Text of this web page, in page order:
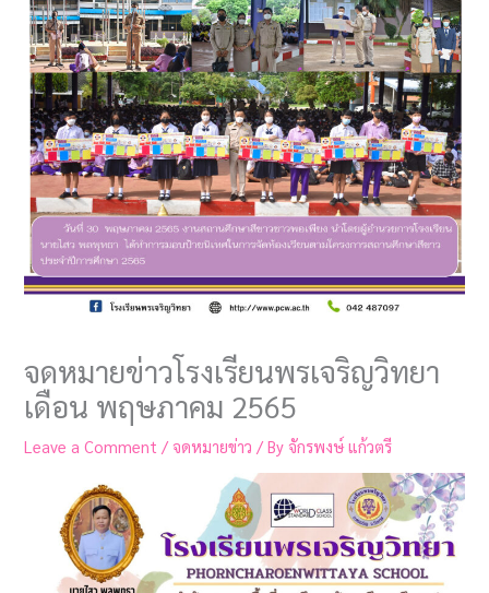
จดหมายข่าวโรงเรียนพรเจริญวิทยา
เดือน พฤษภาคม 2565
Leave a Comment / จดหมายข่าว / By จักรพงษ์ แก้วตรี